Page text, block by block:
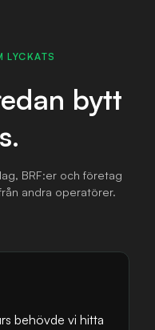
LYCKATS
bytt
BRF:er och företag
andra operatörer.
behövde vi hitta